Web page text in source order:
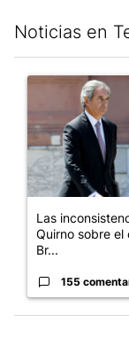
Noticias en
Un artículo de
Las
Quirno sobre
Br...
155